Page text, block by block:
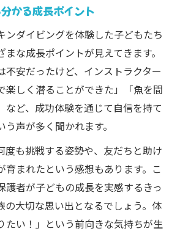
かる成長ポイント
ンダイビングを体験した子どもたち
な成長ポイントが見えてきます。
不安だったけど、インストラクター
楽しく潜ることができた」「魚を間
など、成功体験を通じて自信を持て
声が多く聞かれます。
度も挑戦する姿勢や、友だちと助け
育まれたという感想もあります。こ
護者が子どもの成長を実感するきっ
の大切な思い出となるでしょう。体
たい！」という前向きな気持ちが生